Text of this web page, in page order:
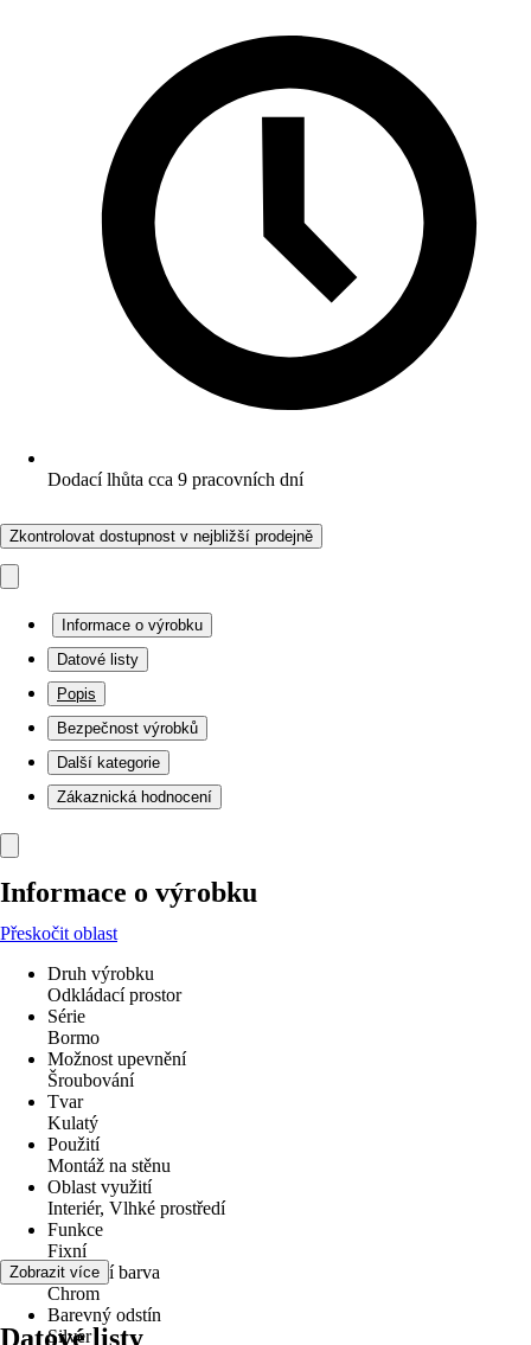
Dodací lhůta cca 9 pracovních dní
Zkontrolovat dostupnost v nejbližší prodejně
Informace o výrobku
Datové listy
Popis
Bezpečnost výrobků
Další kategorie
Zákaznická hodnocení
Informace o výrobku
Přeskočit oblast
Druh výrobku
Odkládací prostor
Série
Bormo
Možnost upevnění
Šroubování
Tvar
Kulatý
Použití
Montáž na stěnu
Oblast využití
Interiér, Vlhké prostředí
Funkce
Fixní
Základní barva
Chrom
Barevný odstín
Silver
Zobrazit více
Datové listy